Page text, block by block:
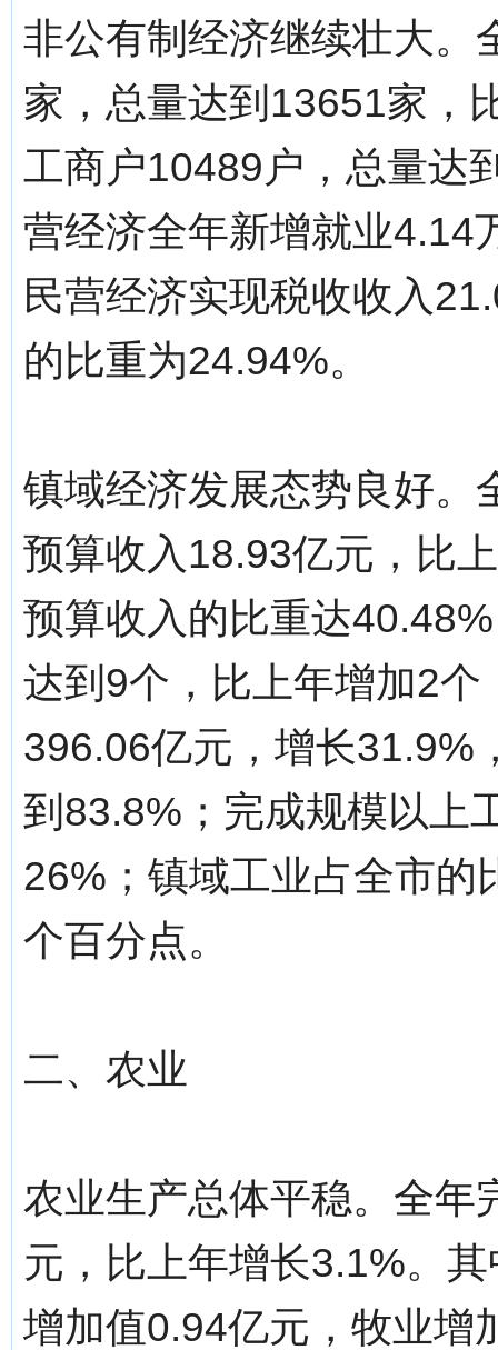
非公有制经济继续壮大。
家，总量达到13651家，
工商户10489户，总量达
营经济全年新增就业4.14
民营经济实现税收收入
的比重为24.94%。
镇域经济发展态势良好。
预算收入18.93亿元，比
预算收入的比重达
达到9个，比上年增加2
396.06亿元，增长31.9%
到83.8%；完成规模以上
26%；镇域工业占全市的
个百分点。
二、农业
农业生产总体平稳。全年
元，比上年增长3.1%。
增加值0.94亿元，牧业增